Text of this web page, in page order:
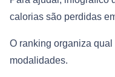
calorias são perdidas
O ranking organiza
modalidades.